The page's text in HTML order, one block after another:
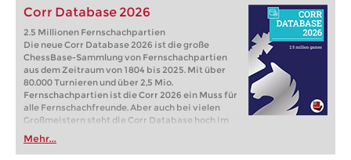
Corr Database 2026
2.5 Millionen Fernschachpartien
Die neue Corr Database 2026 ist die große
ChessBase-Sammlung von Fernschachpartien
aus dem Zeitraum von 1804 bis 2025. Mit über
80.000 Turnieren und über 2,5 Mio.
Fernschachpartien ist die Corr 2026 ein Muss für
alle Fernschachfreunde. Aber auch bei vielen
Großmeistern steht die Corr Database hoch im
Kurs: Denn oft finden gerade im Fernschach
richtungsweisende Theorieduelle statt!
Mehr...